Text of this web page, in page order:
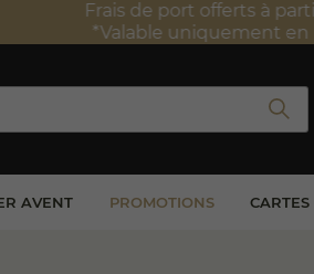
d'achat*
AVENT PROMOTIONS